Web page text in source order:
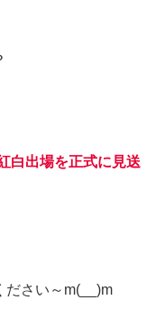
白出場を正式に見送
ださい～m(__)m